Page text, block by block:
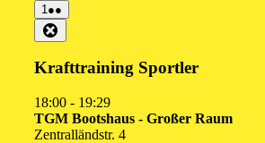
1 1.
September
2026
●●
Veranstaltungen)
Krafttraining Sportler
18:00 - 19:29
TGM Bootshaus - Großer Raum
Zentralländstr. 4